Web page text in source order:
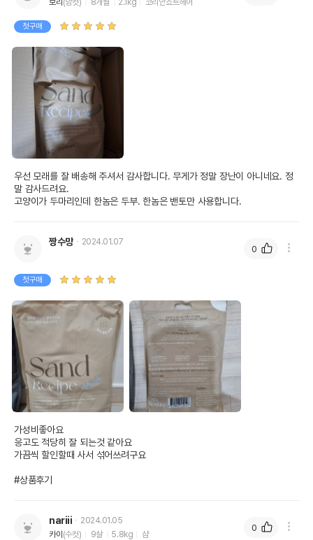
보리 (암컷) 8개월 2.1kg 코리안쇼트헤어
첫구매
우선 모래를 잘 배송해 주셔서 감사합니다. 무게가 정말 장난이 아니네요. 정
말 감사드려요.
고양이가 두마리인데 한놈은 두부. 한놈은 밴토만 사용합니다.
짱수망 2024.01.07
첫구매
가성비좋아요
응고도 적당히 잘 되는것 같아요
가끔씩 할인할때 사서 섞어쓰려구요
#상품후기
0
nariii
2024.01.05
카이 (수컷) 9살 5.8kg 샴
0